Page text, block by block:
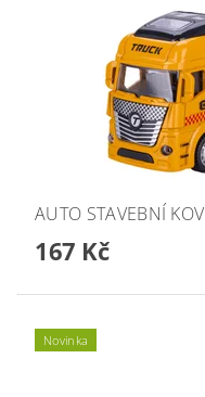
AUTO STAVEBNÍ
167 Kč
Novinka